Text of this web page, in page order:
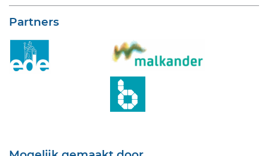
Partners